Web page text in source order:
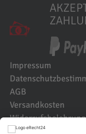
Impressum
AGB
Versandkosten
Widerrufsbelehrung
Kundenbewertungen